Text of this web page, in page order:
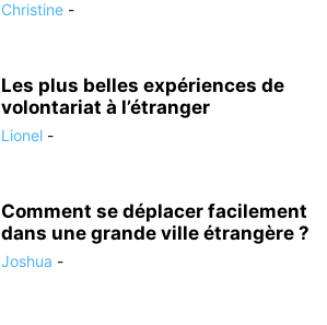
Christine -
Les plus belles expériences de
volontariat à l’étranger
Lionel -
Comment se déplacer facilement
dans une grande ville étrangère ?
Joshua -